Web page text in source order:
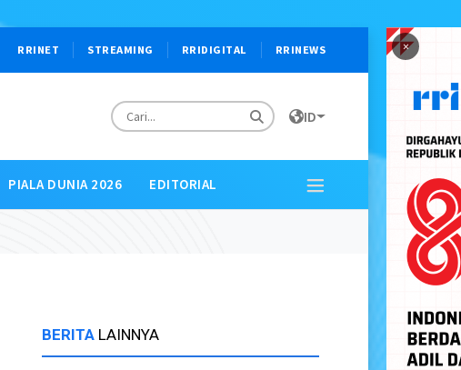
×
RRINET STREAMING RRIDIGITAL RRINEWS
ID
PIALA DUNIA 2026 EDITORIAL
BERITA LAINNYA